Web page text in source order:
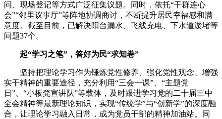
问、现场登记等方式广泛征集议题。同时，依托“干群连心
会”“邻里议事厅”等阵地协调商讨，不断提升居民幸福感和满
意度。截至目前，已解决阳台漏水、飞线充电、下水道淤堵等
问题37个。
起“学习之笔”，答好为民“求知卷”
坚持把理论学习作为锤炼党性修养、强化党性观念、增强
实干精神的重要途径，充分利用“三会一课”、“主题党
日”、“小板凳宣讲队”等载体，及时跟进学习党的二十届三中
全会精神等最新理论知识，实现“传统学”与“创新学”的深度融
合，让理论学习融入日常，成为党员干部的精神加油站。同